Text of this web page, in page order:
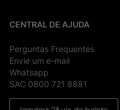
CENTRAL DE AJUDA
Perguntas Frequentes
Envie um e-mail
Whatsapp
SAC 0800 721 8881